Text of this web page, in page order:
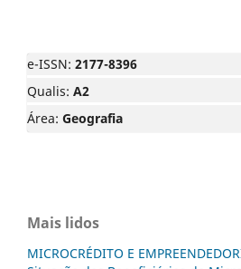
e-ISSN: 2177-8396
Qualis: A2
Área: Geografia
Mais lidos
MICROCRÉDITO E